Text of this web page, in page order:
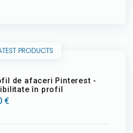
PRODUCTS
de afaceri Pinterest -
în profil
€